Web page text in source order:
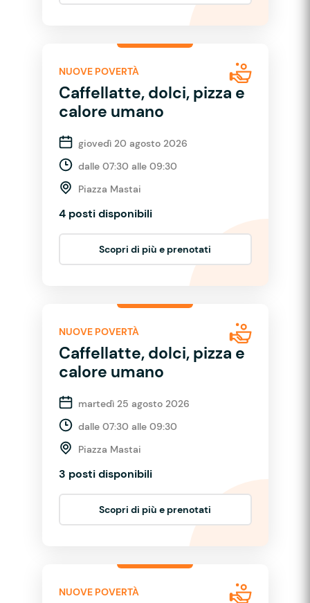
NUOVE POVERTÀ
Caffellatte, dolci, pizza e
calore umano
giovedì 20 agosto 2026
dalle 07:30 alle 09:30
Piazza Mastai
4 posti disponibili
Scopri di più e prenotati
NUOVE POVERTÀ
Caffellatte, dolci, pizza e
calore umano
martedì 25 agosto 2026
dalle 07:30 alle 09:30
Piazza Mastai
3 posti disponibili
Scopri di più e prenotati
NUOVE POVERTÀ